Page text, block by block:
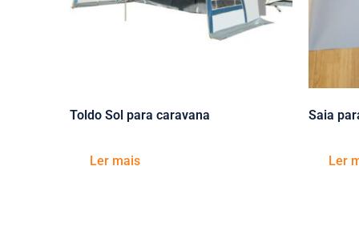
Toldo Sol para caravana
Ler mais
Saia
Ler